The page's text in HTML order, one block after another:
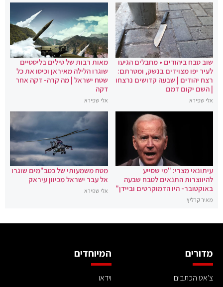
שוב טבח ביהודים • מחבלים הגיעו
לעיר יפו מצוידים בנשק, ומטרתם:
רצח יהודים | שבעה קדושים נרצחו
| השם יקום דמם
אלי שפירא
מאות רבות של טילים בליסטיים
שוגרו הלילה מאיראן וכיסו את כל
שטח ישראל | מה קרה- דקה אחר
דקה
אלי שפירא
עיתונאי מצרי: "מי שסייע
להיווצרות התנאים לטבח שבעה
באוקטובר- היו הדמוקרטים וביידן"
מאיר קרליץ
מטח משמעותי של כטב"מים שוגרו
אל עבר ישראל מכיוון עיראק
אלי שפירא
מדורים
צ'אט הכתבים
המיוחדים
וידאו